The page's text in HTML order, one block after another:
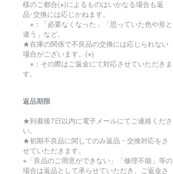
様のご都合(※)によるものはいかなる場合も返
品･交換には応じかねます。
※：「必要なくなった」「思っていた色や形と
違う」など。
★在庫の関係で不良品の交換には応じられない
場合がございます。(※)
※：その際はご返金にて対応させていただきま
す。
返品期限
★到着後7日以内に電子メールにてご連絡くださ
い。
★初期不良品に関してのみ返品・交換対応をさ
せていただきます。
※「良品のご用意ができない」「修理不能」等の
場合は返品として承らせていただき、ご返金さ